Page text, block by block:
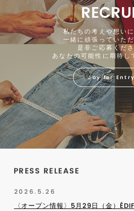
私たちの考えや想いに
一緒に頑張っていただ
是非ご応募くだ
あなたの可能性に期待し
Joy for
PRESS RELEASE
2026.5.26
〈オープン情報〉5月29日（金）